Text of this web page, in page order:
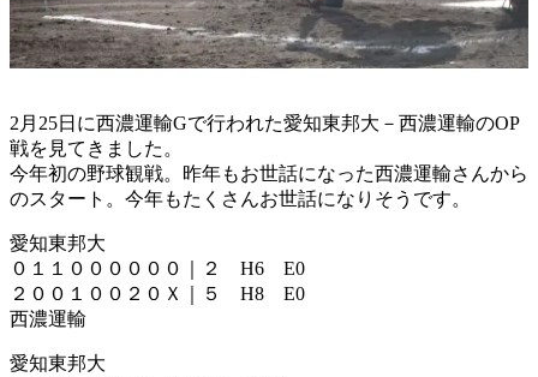
2月25日に西濃運輸Gで行われた愛知東邦大－西濃運輸のOP
戦を見てきました。
今年初の野球観戦。昨年もお世話になった西濃運輸さんから
のスタート。今年もたくさんお世話になりそうです。
愛知東邦大
０１１００００００｜２ H6 E0
２００１００２０Ｘ｜５ H8 E0
西濃運輸
愛知東邦大